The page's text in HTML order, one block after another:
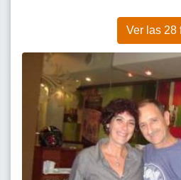
Ver las 28